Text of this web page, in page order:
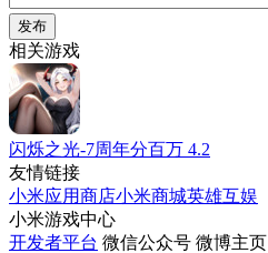
发布
相关游戏
闪烁之光-7周年分百万 4.2
友情链接
小米应用商店小米商城英雄互娱
小米游戏中心
开发者平台 微信公众号 微博主页